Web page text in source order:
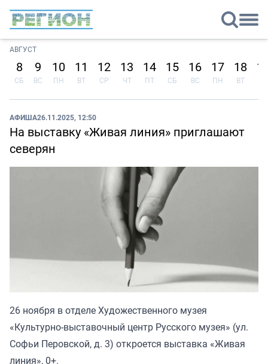
АВГУСТ
8
СБ
9
ВС
10
ПН
11
ВТ
12
СР
13
ЧТ
14
ПТ
15
СБ
16
ВС
17
ПН
18
ВТ
АФИША26.11.2025, 12:50
На выставку «Живая линия» приглашают
северян
26 ноября в отделе Художественного музея
«Культурно-выставочный центр Русского музея» (ул.
Софьи Перовской, д. 3) откроется выставка «Живая
линия», 0+.